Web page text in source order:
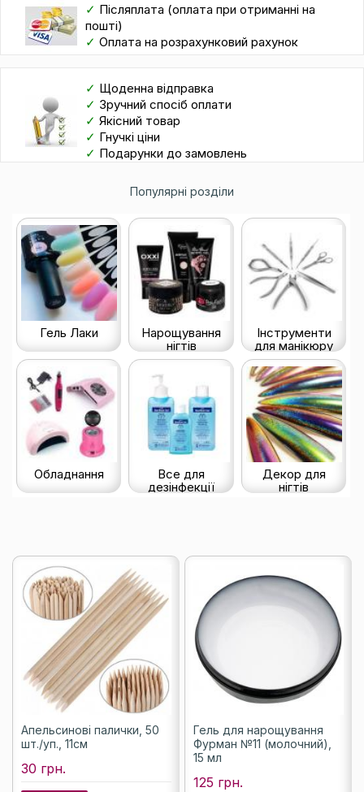
✓ Післяплата (оплата при отриманні на
пошті)
✓ Оплата на розрахунковий рахунок
✓ Щоденна відправка
✓ Зручний спосіб оплати
✓ Якісний товар
✓ Гнучкі ціни
✓ Подарунки до замовлень
Популярні розділи
Гель Лаки
Нарощування
нігтів
Інструменти
для манікюру
Обладнання
Все для
дезінфекції
Декор для
нігтів
Апельсинові палички, 50
шт./уп., 11см
30 грн.
Гель для нарощування
Фурман №11 (молочний),
15 мл
125 грн.